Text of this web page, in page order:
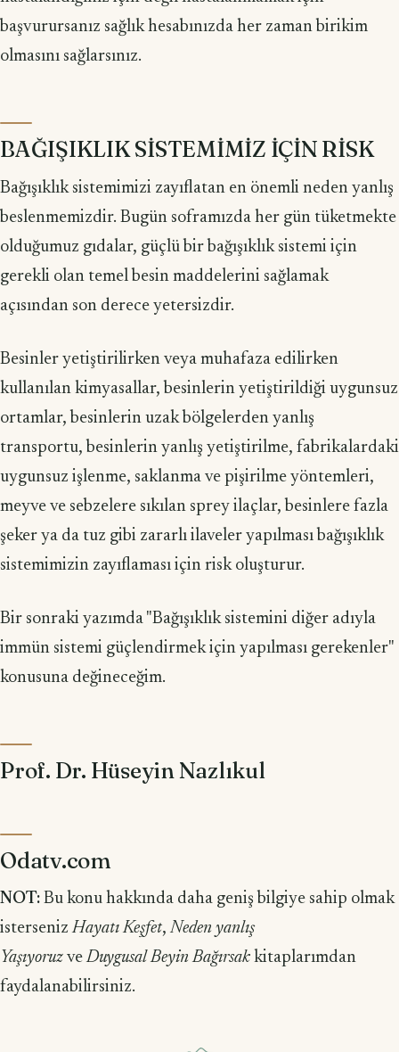
başvurursanız sağlık hesabınızda her zaman birikim
olmasını sağlarsınız.
BAĞIŞIKLIK SİSTEMİMİZ İÇİN RİSK
Bağışıklık sistemimizi zayıflatan en önemli neden yanlış
beslenmemizdir. Bugün soframızda her gün tüketmekte
olduğumuz gıdalar, güçlü bir bağışıklık sistemi için
gerekli olan temel besin maddelerini sağlamak
açısından son derece yetersizdir.
Besinler yetiştirilirken veya muhafaza edilirken
kullanılan kimyasallar, besinlerin yetiştirildiği uygunsuz
ortamlar, besinlerin uzak bölgelerden yanlış
transportu, besinlerin yanlış yetiştirilme, fabrikalardaki
uygunsuz işlenme, saklanma ve pişirilme yöntemleri,
meyve ve sebzelere sıkılan sprey ilaçlar, besinlere fazla
şeker ya da tuz gibi zararlı ilaveler yapılması bağışıklık
sistemimizin zayıflaması için risk oluşturur.
Bir sonraki yazımda "Bağışıklık sistemini diğer adıyla
immün sistemi güçlendirmek için yapılması gerekenler"
konusuna değineceğim.
Prof. Dr. Hüseyin Nazlıkul
Odatv.com
NOT: Bu konu hakkında daha geniş bilgiye sahip olmak
istersenizHayatı Keşfet, Neden yanlış
Yaşıyoruz veDuygusal Beyin Bağırsak kitaplarımdan
faydalanabilirsiniz.